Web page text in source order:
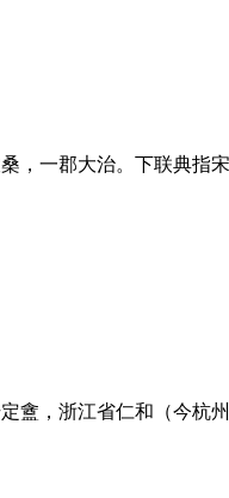
，一郡大治。下联典指
，浙江省仁和（今